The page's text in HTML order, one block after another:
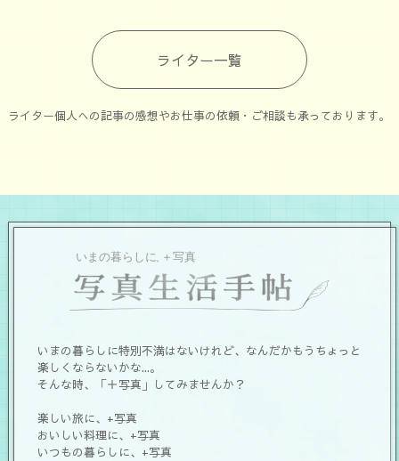
ライター一覧
ライター個人への記事の感想やお仕事の依頼・ご相談も承っております。
いまの暮らしに特別不満はないけれど、なんだかもうちょっと
楽しくならないかな...。
そんな時、「＋写真」してみませんか？
楽しい旅に、+写真
おいしい料理に、+写真
いつもの暮らしに、+写真